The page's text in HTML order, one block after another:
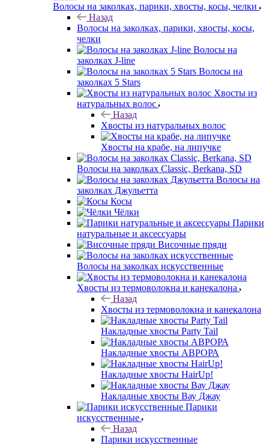
Волосы на заколках, парики, хвосты, косы, челки
Назад
Волосы на заколках, парики, хвосты, косы,
челки
Волосы на
заколках J-line
Волосы на
заколках 5 Stars
Хвосты из
натуральных волос
Назад
Хвосты из натуральных волос
Хвосты на крабе, на липучке
Волосы на заколках Classic, Berkana, SD
Волосы на
заколках Джульетта
Косы
Чёлки
Парики
натуральные и аксессуары
Височные пряди
Волосы на заколках искусственные
Хвосты из термоволокна и канекалона
Назад
Хвосты из термоволокна и канекалона
Накладные хвосты Party Tail
Накладные хвосты АВРОРА
Накладные хвосты HairUp!
Накладные хвосты Вау Джау
Парики
искусственные
Назад
Парики искусственные